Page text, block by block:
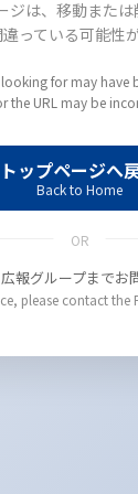
ジは、移動または
っている可能性
for may have
the URL may be
トップページへ
Back to Home
OR
報グループまでお
please contact the